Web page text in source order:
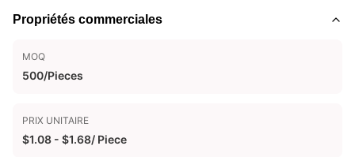
Propriétés commerciales
MOQ
500/Pieces
PRIX UNITAIRE
$1.08 - $1.68/ Piece